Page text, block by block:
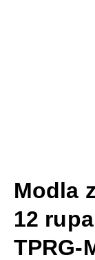
Modla
12
TPRG-